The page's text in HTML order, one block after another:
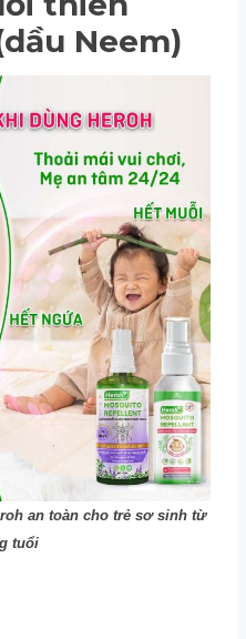
Neem)
an toàn cho trẻ sơ sinh từ
tuổi